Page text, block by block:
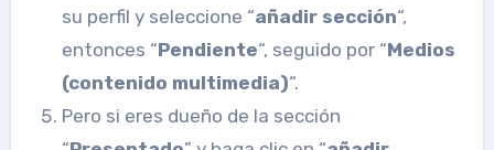
su perfil y seleccione “añadir sección“,
entonces “Pendiente“, seguido por “Medios
(contenido multimedia)“.
Pero si eres dueño de la sección